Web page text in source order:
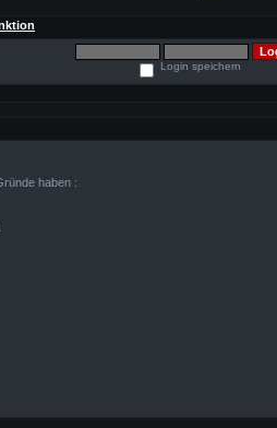
Login speichern
haben :